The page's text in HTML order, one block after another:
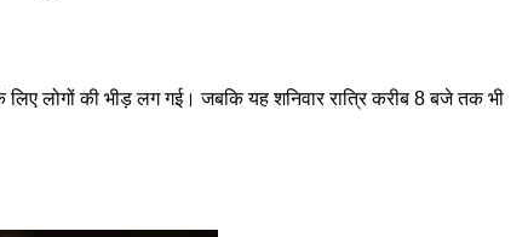
लोगों की भीड़ लग गई। जबकि यह शनिवार रात्रि करीब 8 बजे तक भी